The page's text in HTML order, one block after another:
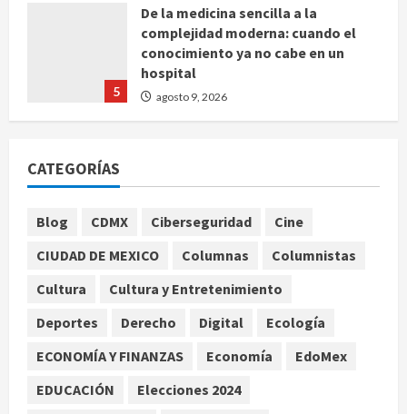
5
De la medicina sencilla a la
complejidad moderna: cuando el
conocimiento ya no cabe en un
hospital
agosto 9, 2026
Editores y libreros argentinos
desregulación del Gobierno de Milei
agosto 9, 2026
SMN pronostica lluvias muy fuertes
en el norte y centro, y calor
CATEGORÍAS
Blog CDMX Ciberseguridad
Cine
CIUDAD DE MEXICO
Columnas
Columnistas
Cultura
Cultura y Entretenimiento
Deportes
Derecho Digital
Ecología
ECONOMÍA Y FINANZAS
Economía
EdoMex
EDUCACIÓN
Elecciones 2024